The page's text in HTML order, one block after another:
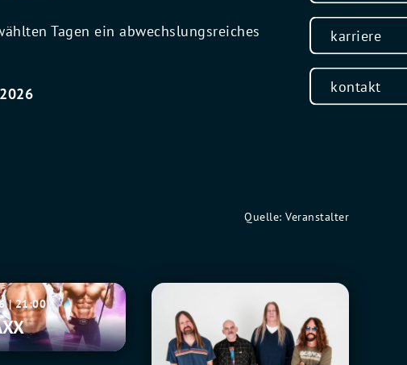
karriere
kontakt
Tagen ein abwechslungsreiches
Quelle: Veranstalter
| 21:00
Fu
Manchu